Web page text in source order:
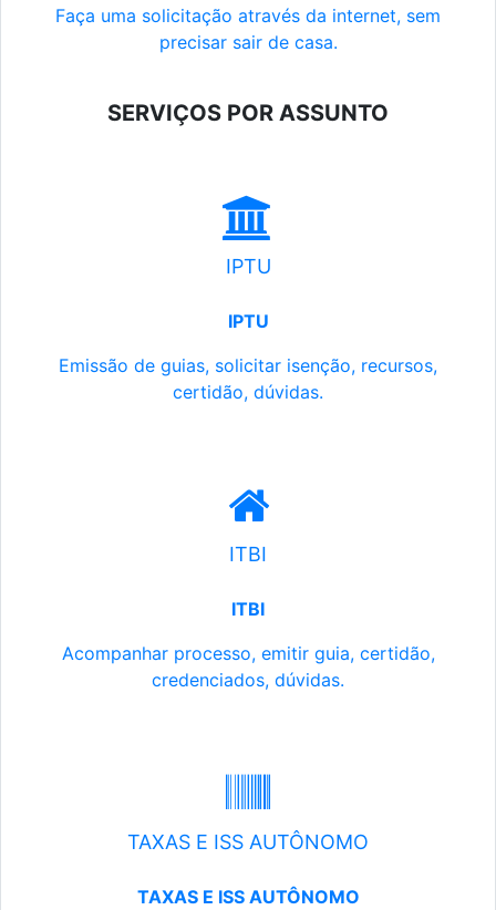
Faça uma solicitação através da internet, sem
precisar sair de casa.
SERVIÇOS POR ASSUNTO
IPTU
IPTU
Emissão de guias, solicitar isenção, recursos,
certidão, dúvidas.
ITBI
ITBI
Acompanhar processo, emitir guia, certidão,
credenciados, dúvidas.
TAXAS E ISS AUTÔNOMO
TAXAS E ISS AUTÔNOMO